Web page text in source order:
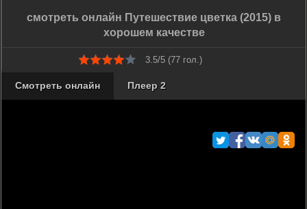
смотреть онлайн Путешествие цветка (2015) в
хорошем качестве
3.5/5 (77 гол.)
Смотреть онлайн Плеер 2